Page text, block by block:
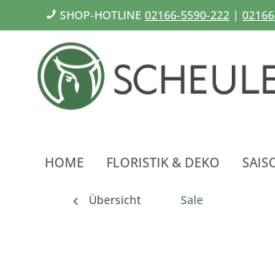
SHOP-HOTLINE 02166-5590-222 |
HOME FLORISTIK & DEKO
Übersicht Sale